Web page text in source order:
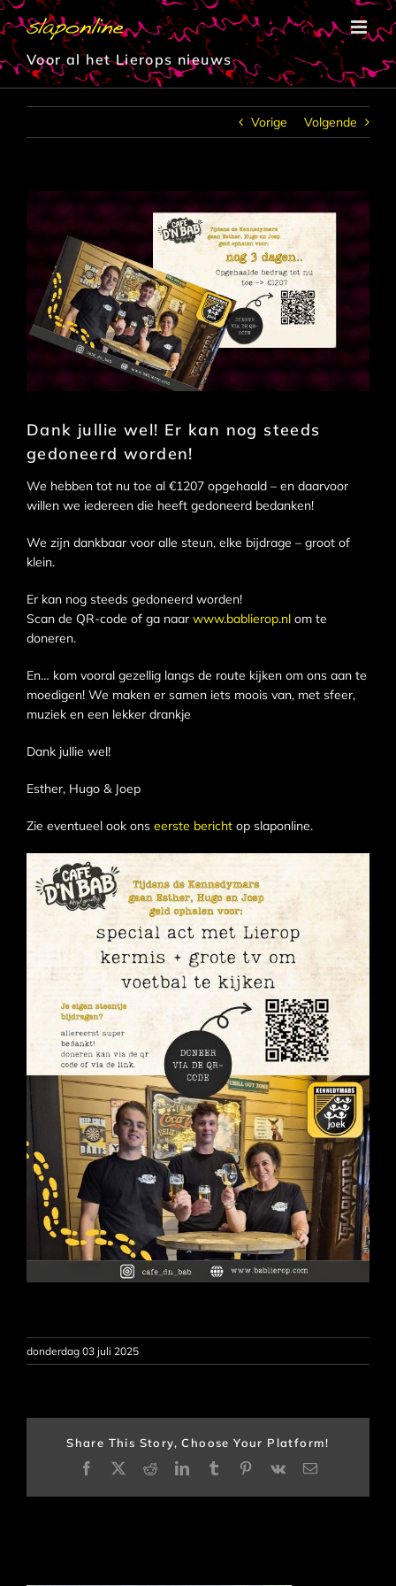
Ga
naar
inhoud
Voor al het Lierops nieuws
Vorige Volgende
Dank jullie wel! Er kan nog steeds
gedoneerd worden!
We hebben tot nu toe al €1207 opgehaald – en daarvoor
willen we iedereen die heeft gedoneerd bedanken!
We zijn dankbaar voor alle steun, elke bijdrage – groot of
klein.
Er kan nog steeds gedoneerd worden!
Scan de QR-code of ga naar www.bablierop.nl om te
doneren.
En… kom vooral gezellig langs de route kijken om ons aan te
moedigen! We maken er samen iets moois van, met sfeer,
muziek en een lekker drankje
Dank jullie wel!
Esther, Hugo & Joep
Zie eventueel ook ons eerste bericht op slaponline.
donderdag 03 juli 2025
Share This Story, Choose Your Platform!
Facebook
X RedditLinkedInTumblrPinterest
Vk
E-